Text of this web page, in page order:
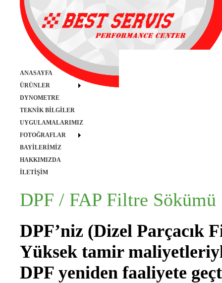
ANASAYFA
ÜRÜNLER
DYNOMETRE
TEKNİK BİLGİLER
UYGULAMALARIMIZ
FOTOĞRAFLAR
BAYİLERİMİZ
HAKKIMIZDA
İLETİŞİM
DPF / FAP Filtre Sökümü
DPF’niz (Dizel Parçacık
Yüksek tamir
DPF yeniden faaliyete